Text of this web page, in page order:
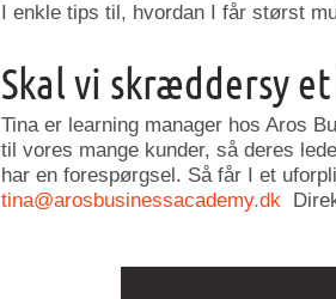
I enkle tips til, hvordan I får størst
Skal vi skræddersy
Tina er learning manager hos Aros
til vores mange kunder, så deres
har en forespørgsel. Så får I et
tina@arosbusinessacademy.dk